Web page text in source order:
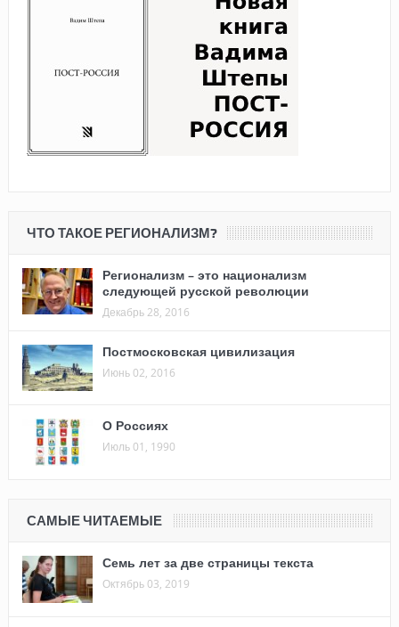
ЧТО ТАКОЕ РЕГИОНАЛИЗМ?
Регионализм – это национализм
следующей русской революции
Декабрь 28, 2016
Постмосковская цивилизация
Июнь 02, 2016
О Россиях
Июль 01, 1990
САМЫЕ ЧИТАЕМЫЕ
Семь лет за две страницы текста
Октябрь 03, 2019